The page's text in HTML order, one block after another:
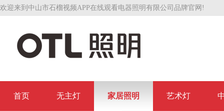
欢迎来到中山市石榴视频APP在线观看电器照明有限公司品牌官网!
首页 无主灯 家居照明 艺术灯